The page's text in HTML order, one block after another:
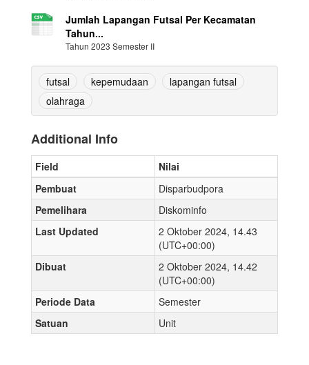
Jumlah Lapangan Futsal Per Kecamatan
Tahun...
Tahun 2023 Semester II
futsal kepemudaan
lapangan futsal
olahraga
Additional Info
Field
Nilai
Pembuat
Disparbudpora
Pemelihara
Diskominfo
Last Updated
2 Oktober 2024, 14.43
(UTC+00:00)
Dibuat
2 Oktober 2024, 14.42
(UTC+00:00)
Periode Data
Semester
Satuan
Unit